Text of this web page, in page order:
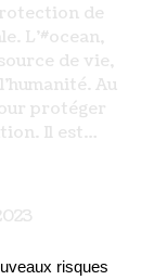
de
L'#ocean,
de vie,
Au
protéger
Il est…
risques